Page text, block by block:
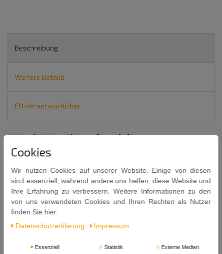
Beschreibung
Weitere Details
EU-Verantwortlicher
450g / 240g Abtropfgewicht
Ingwer in Sirup
GEMBER (in Niederländisch )
Zutaten: Ingwer, Zucker, Wasser.
Inhalt: 450g / Abtropfgewicht 240g
Cookies
Wir nutzen Cookies auf unserer Website. Einige von diesen
sind essenziell, während andere uns helfen, diese Website und
Ihre Erfahrung zu verbessern. Weitere Informationen zu den
von uns verwendeten Cookies und Ihren Rechten als Nutzer
finden Sie hier:
Daten­schutz­erklärung
Impressum
Essenziell Statistik Externe Medien